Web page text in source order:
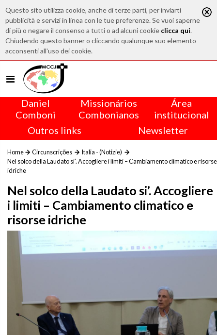
Questo sito utilizza cookie, anche di terze parti, per inviarti
pubblicità e servizi in linea con le tue preferenze. Se vuoi saperne
di più o negare il consenso a tutti o ad alcuni cookie clicca qui.
Chiudendo questo banner o cliccando qualunque suo elemento
acconsenti all'uso dei cookie.
Daniel
Comboni
Missionários
Combonianos
Área
institucional
Outros links
Newsletter
Home Circunscrições
Italia - (Notizie)
Nel solco della Laudato si’. Accogliere i limiti – Cambiamento climatico e risorse
idriche
Nel solco della Laudato si’. Accogliere
i limiti – Cambiamento climatico e
risorse idriche